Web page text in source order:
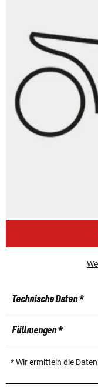
Technische Daten *
Füllmengen *
* Wir ermitteln die